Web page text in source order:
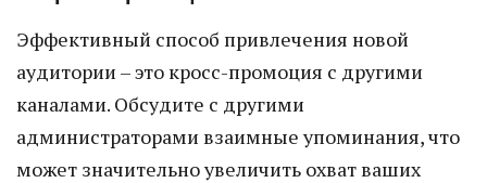
Эффективный способ привлечения новой
аудитории – это кросс-промоция с другими
каналами. Обсудите с другими
администраторами взаимные упоминания, что
может значительно увеличить охват ваших